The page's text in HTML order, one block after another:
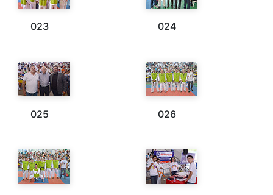
023 024
025 026